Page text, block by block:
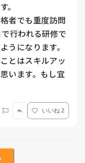
。
者でも重度訪問
行われる研修で
うになります。
とはスキルアッ
います。もし宜
いいね 2